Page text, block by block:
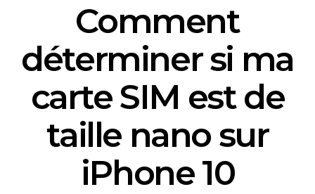
Comment
déterminer si ma
carte SIM est de
taille nano sur
iPhone 10